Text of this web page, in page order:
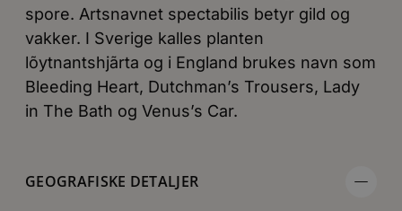
spore. Artsnavnet spectabilis betyr gild og
vakker. I Sverige kalles planten
lõytnantshjãrta og i England brukes navn som
Bleeding Heart, Dutchman’s Trousers, Lady
in The Bath og Venus’s Car.
GEOGRAFISKE DETALJER